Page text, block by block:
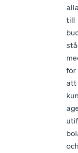
till
för
att